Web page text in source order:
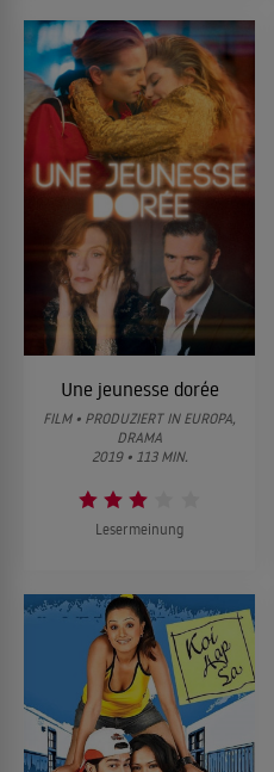
Une jeunesse dorée
FILM • PRODUZIERT IN EUROPA,
DRAMA
2019 • 113 MIN.
Lesermeinung